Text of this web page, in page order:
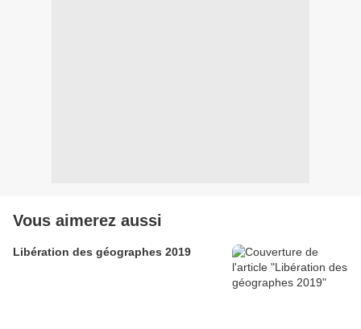
Vous aimerez aussi
Libération des géographes 2019